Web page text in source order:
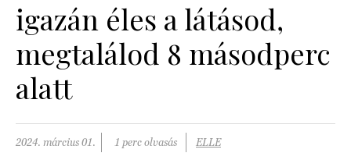
KULTÚRA
PSZICHÉ
PÁRKAPCSOLAT
igazán éles a látásod,
megtalálod 8 másodperc
alatt
2024. március 01. 1 perc olvasás ELLE